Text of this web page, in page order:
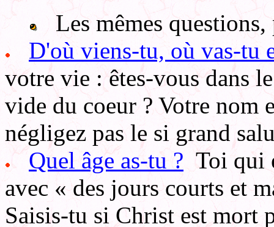
Les mêmes
D'où viens-tu, où vas-tu
votre vie : êtes-vous dans
vide du coeur ? Votre nom
négligez pas le si grand
Quel âge as-tu ? Toi qui
avec « des jours courts et
Saisis-tu si Christ est mort